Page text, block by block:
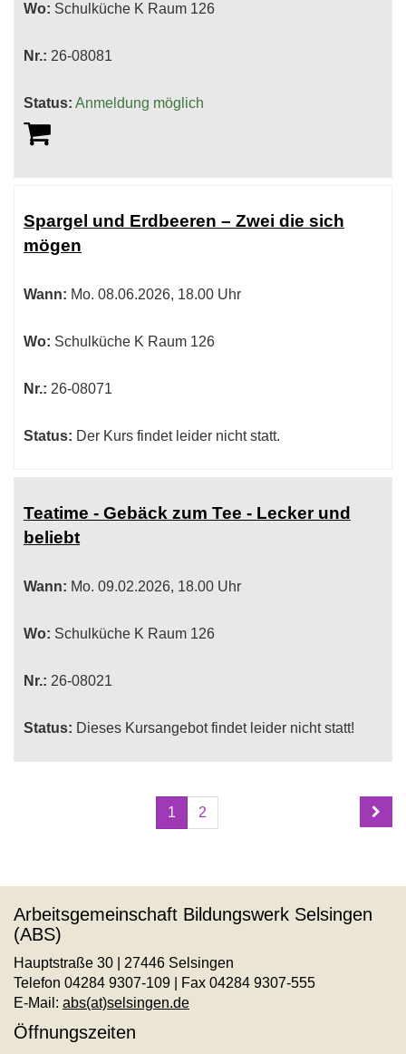
Wo: Schulküche K Raum 126
Nr.: 26-08081
Status: Anmeldung möglich
Spargel und Erdbeeren – Zwei die sich
mögen
Wann: Mo. 08.06.2026, 18.00 Uhr
Wo: Schulküche K Raum 126
Nr.: 26-08071
Status: Der Kurs findet leider nicht statt.
Teatime - Gebäck zum Tee - Lecker und
beliebt
Wann: Mo. 09.02.2026, 18.00 Uhr
Wo: Schulküche K Raum 126
Nr.: 26-08021
Status: Dieses Kursangebot findet leider nicht statt!
Seiten
blättern
1 2
Arbeitsgemeinschaft Bildungswerk Selsingen
(ABS)
Hauptstraße 30 | 27446 Selsingen
Telefon 04284 9307-109 | Fax 04284 9307-555
E-Mail: abs(at)selsingen.de
Öffnungszeiten